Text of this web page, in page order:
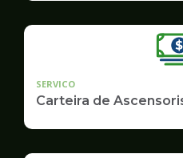
SERVICO
Carteira de